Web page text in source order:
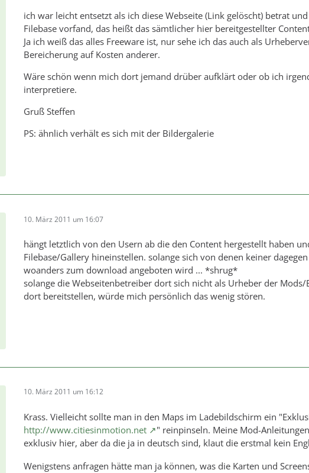
ich war leicht entsetzt als ich diese Webseite (Link gelöscht) betrat
Filebase vorfand, das heißt das sämtlicher hier bereitgestellter
Ja ich weiß das alles Freeware ist, nur sehe ich das auch als
Bereicherung auf Kosten anderer.
Wäre schön wenn mich dort jemand drüber aufklärt oder ob ich
interpretiere.
Gruß Steffen
PS: ähnlich verhält es sich mit der Bildergalerie
10. März 2011 um 16:07
hängt letztlich von den Usern ab die den Content hergestellt haben
Filebase/Gallery hineinstellen. solange sich von denen keiner
woanders zum download angeboten wird ... *shrug*
solange die Webseitenbetreiber dort sich nicht als Urheber der Mods/
dort bereitstellen, würde mich persönlich das wenig stören.
10. März 2011 um 16:12
Krass. Vielleicht sollte man in den Maps im Ladebildschirm ein
http://www.citiesinmotion.net
" reinpinseln. Meine Mod-
exklusiv hier, aber da die ja in deutsch sind, klaut die erstmal kein
Wenigstens anfragen hätte man ja können, was die Karten und